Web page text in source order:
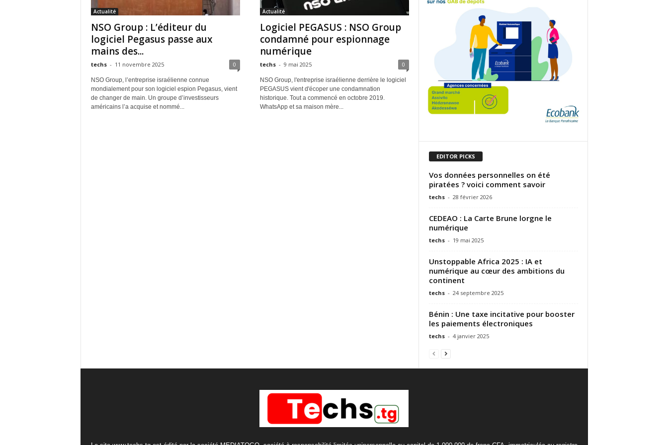
Actualité
NSO Group : L’éditeur du
logiciel Pegasus passe aux
mains des...
techs - 11 novembre 2025 0
NSO Group, l’entreprise israélienne connue
mondialement pour son logiciel espion Pegasus, vient
de changer de main. Un groupe d’investisseurs
américains l’a acquise et nommé...
Actualité
Logiciel PEGASUS : NSO Group
condamné pour espionnage
numérique
techs - 9 mai 2025 0
NSO Group, l'entreprise israélienne derrière le logiciel
PEGASUS vient d'écoper une condamnation
historique. Tout a commencé en octobre 2019.
WhatsApp et sa maison mère...
EDITOR PICKS
Vos données personnelles on été
piratées ? voici comment savoir
techs - 28 février 2026
CEDEAO : La Carte Brune lorgne le
numérique
techs - 19 mai 2025
Unstoppable Africa 2025 : IA et
numérique au cœur des ambitions du
continent
techs - 24 septembre 2025
Bénin : Une taxe incitative pour booster
les paiements électroniques
techs - 4 janvier 2025